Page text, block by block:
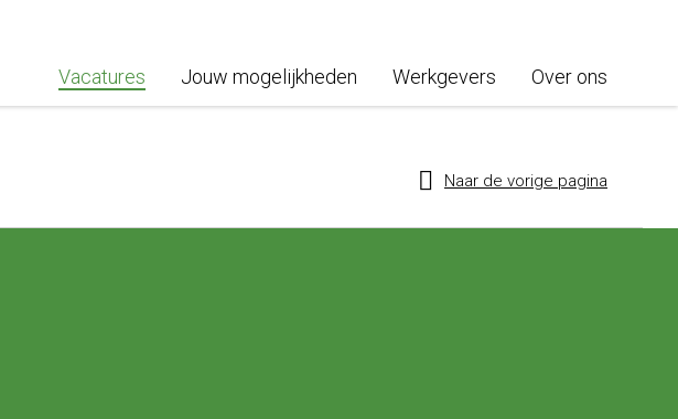
Vacatures Jouw mogelijkheden Werkgevers Over ons
Naar de vorige pagina